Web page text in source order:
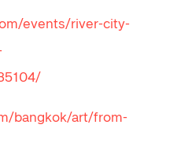
events/river-city-
bangkok/art/from-